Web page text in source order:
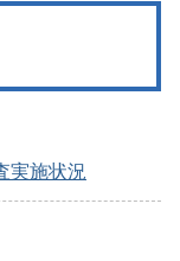
実施状況